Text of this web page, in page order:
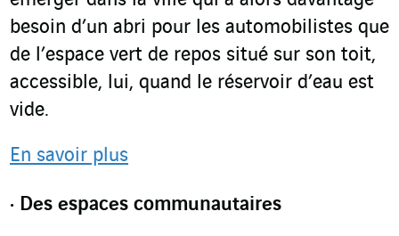
besoin d’un abri pour les automobilistes que
de l’espace vert de repos situé sur son toit,
accessible, lui, quand le réservoir d’eau est
vide.
En savoir plus
Des espaces communautaires